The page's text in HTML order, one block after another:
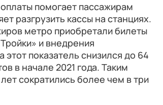
помогает пассажирам
разгрузить кассы на станциях.
метро приобретали билеты
и внедрения
показатель снизился до 64
в начале 2021 года. Таким
сократились более чем в три